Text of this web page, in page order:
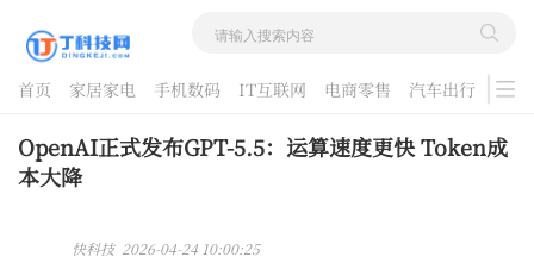
首页 家居家电 手机数码 IT互联网 电商零售 汽车出行
游戏
酷品评测
OpenAI正式发布GPT-5.5：运算速度更快 Token成
本大降
快科技 2026-04-24 10:00:25